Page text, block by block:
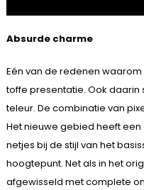
Absurde charme
Eén van de redenen waarom
toffe presentatie. Ook daarin
teleur. De combinatie van
Het nieuwe gebied heeft
netjes bij de stijl van het
hoogtepunt. Net als in het
afgewisseld met complete